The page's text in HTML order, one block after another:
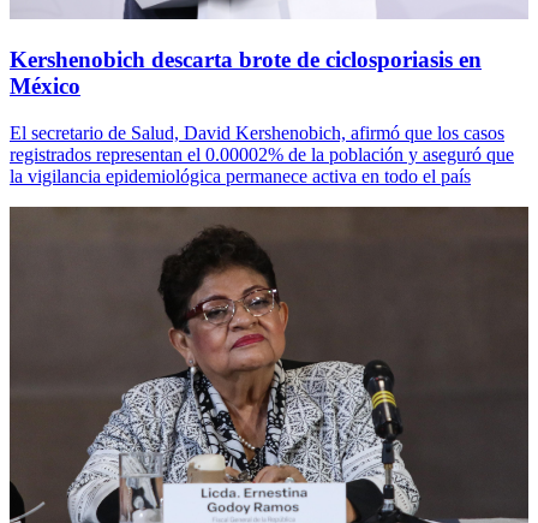
Kershenobich descarta brote de ciclosporiasis en
México
El secretario de Salud, David Kershenobich, afirmó que los casos
registrados representan el 0.00002% de la población y aseguró que
la vigilancia epidemiológica permanece activa en todo el país